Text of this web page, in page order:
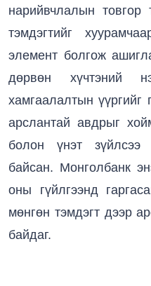
нарийвчлалын товгор
тэмдэгтийг
элемент болгож
дөрвөн хүчтэний
хамгаалалтын үүргийг
арслантай авдрыг
болон үнэт зүйлсээ
байсан. Монголбанк
оны гүйлгээнд
мөнгөн тэмдэгт дээр
байдаг.